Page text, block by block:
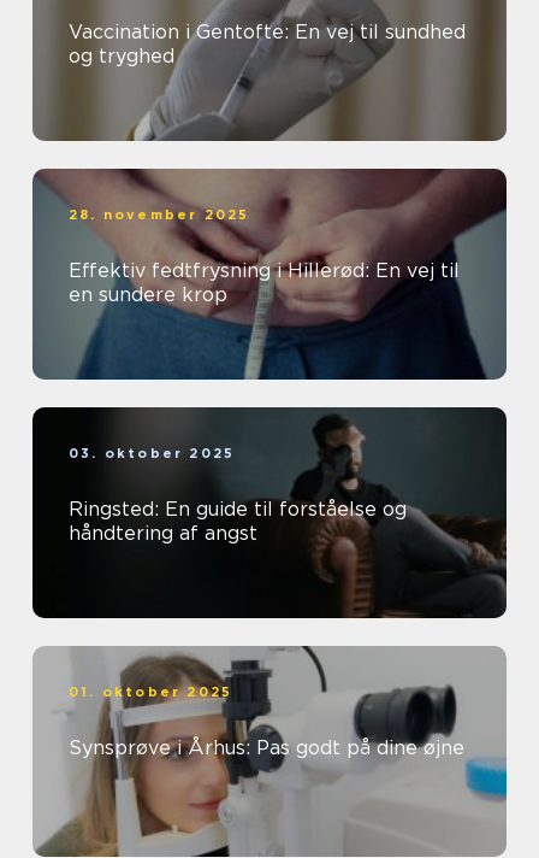
Vaccination i Gentofte: En vej til sundhed
og tryghed
28. november 2025
Effektiv fedtfrysning i Hillerød: En vej til
en sundere krop
03. oktober 2025
Ringsted: En guide til forståelse og
håndtering af angst
01. oktober 2025
Synsprøve i Århus: Pas godt på dine øjne